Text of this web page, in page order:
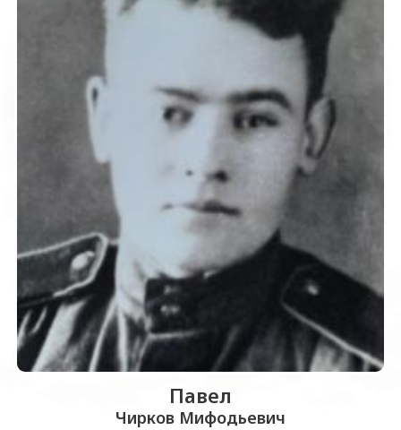
Павел
Чирков Мифодьевич